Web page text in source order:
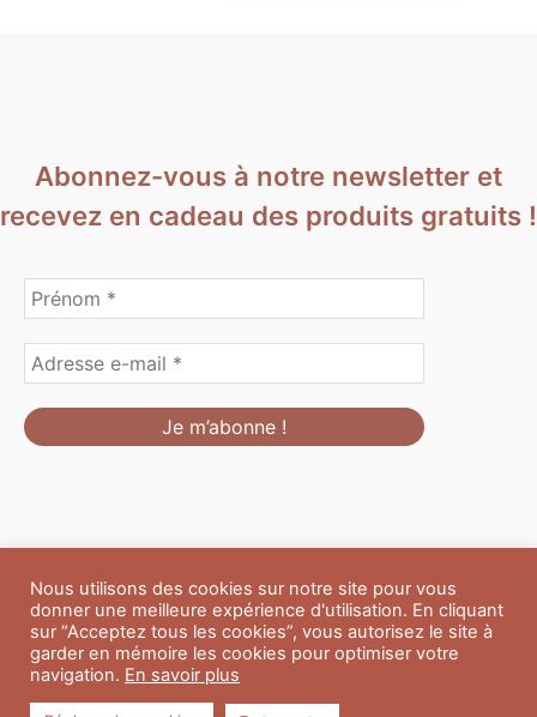
Abonnez-vous à notre newsletter et
recevez en cadeau des produits gratuits !
Formulaire de personnalisation Contact
Boutique
Blog
CGV
Mentions Légales
Politique de confidentialité
A propos
Copyright © 2026 Du Soleil et des Paillettes
Nous utilisons des cookies sur notre site pour vous
donner une meilleure expérience d'utilisation. En cliquant
sur “Acceptez tous les cookies”, vous autorisez le site à
garder en mémoire les cookies pour optimiser votre
navigation. En savoir plus